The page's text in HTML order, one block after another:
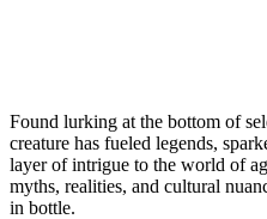
Found lurking at the bottom of
creature has fueled legends,
layer of intrigue to the world of
myths, realities, and cultural
in bottle.